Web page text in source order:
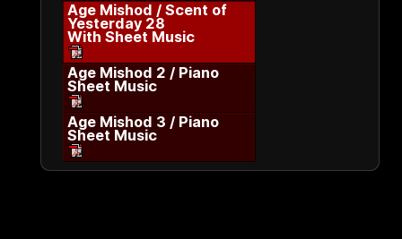
Age Mishod / Scent of
Yesterday 28
With Sheet Music
Age Mishod 2 / Piano
Sheet Music
Age Mishod 3 / Piano
Sheet Music